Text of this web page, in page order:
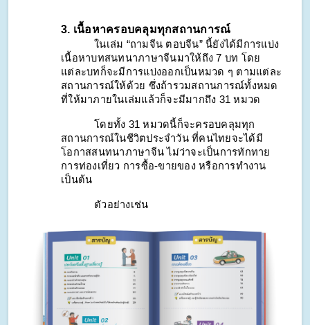
3. เนื้อหาครอบคลุมทุกสถานการณ์
ในเล่ม “ถามจีน ตอบจีน” นี้ยังได้มีการแบ่ง
เนื้อหาบทสนทนาภาษาจีนมาให้ถึง 7 บท โดย
แต่ละบทก็จะมีการแบ่งออกเป็นหมวด ๆ ตามแต่ละ
สถานการณ์ให้ด้วย ซึ่งถ้ารวมสถานการณ์ทั้งหมด
ที่ให้มาภายในเล่มแล้วก็จะมีมากถึง 31 หมวด
โดยทั้ง 31 หมวดนี้ก็จะครอบคลุมทุก
สถานการณ์ในชีวิตประจำวัน ที่คนไทยจะได้มี
โอกาสสนทนาภาษาจีน ไม่ว่าจะเป็นการทักทาย
การท่องเที่ยว การซื้อ-ขายของ หรือการทำงาน
เป็นต้น
ตัวอย่างเช่น